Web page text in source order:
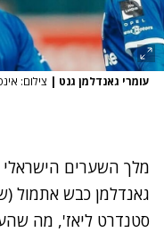
עומרי גאנדלמן גנט | צילום:
מלך השערים הישראלי